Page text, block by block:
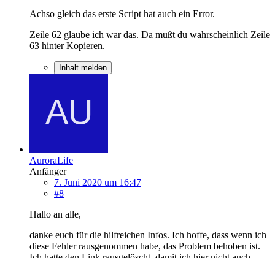
Achso gleich das erste Script hat auch ein Error.
Zeile 62 glaube ich war das. Da mußt du wahrscheinlich Zeile
63 hinter Kopieren.
Inhalt melden
AuroraLife
Anfänger
7. Juni 2020 um 16:47
#8
Hallo an alle,
danke euch für die hilfreichen Infos. Ich hoffe, dass wenn ich
diese Fehler rausgenommen habe, das Problem behoben ist.